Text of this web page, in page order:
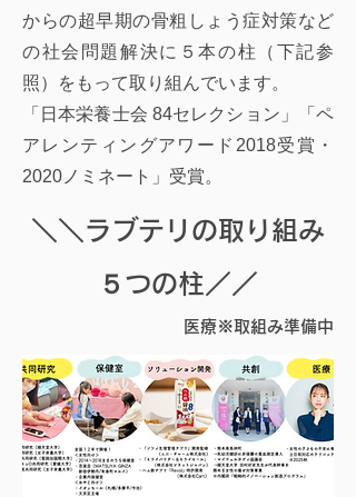
からの超早期の骨粗しょう症対策など
の社会問題解決に５本の柱（下記参
照）をもって取り組んでいます。
「日本栄養士会 84セレクション」「ペ
アレンティングアワード2018受賞・
2020ノミネート」受賞。
＼＼ラブテリの取り組み
５つの柱／／
医療※取組み準備中